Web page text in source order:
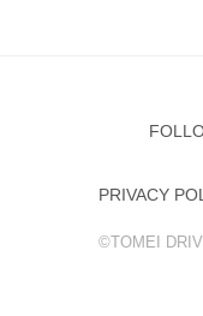
PRIVACY
©︎TOMEI